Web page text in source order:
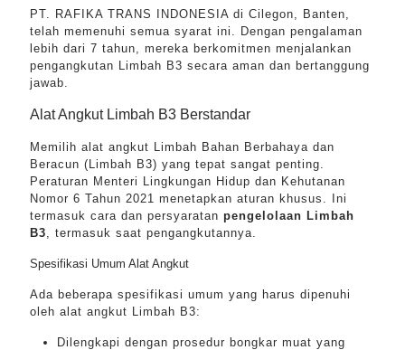
PT. RAFIKA TRANS INDONESIA di Cilegon, Banten,
telah memenuhi semua syarat ini. Dengan pengalaman
lebih dari 7 tahun, mereka berkomitmen menjalankan
pengangkutan Limbah B3 secara aman dan bertanggung
jawab.
Alat Angkut Limbah B3 Berstandar
Memilih alat angkut Limbah Bahan Berbahaya dan
Beracun (Limbah B3) yang tepat sangat penting.
Peraturan Menteri Lingkungan Hidup dan Kehutanan
Nomor 6 Tahun 2021 menetapkan aturan khusus. Ini
termasuk cara dan persyaratan pengelolaan Limbah
B3, termasuk saat pengangkutannya.
Spesifikasi Umum Alat Angkut
Ada beberapa spesifikasi umum yang harus dipenuhi
oleh alat angkut Limbah B3:
Dilengkapi dengan prosedur bongkar muat yang